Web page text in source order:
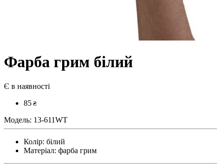
Фарба грим білий
Є в наявності
85 ₴
Модель: 13-611WT
Колір: білий
Матеріал: фарба грим